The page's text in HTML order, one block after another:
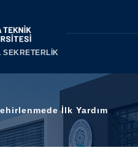
SEKRETERLİK
İlk Yardım